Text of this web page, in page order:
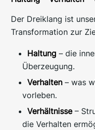
Der Dreiklang ist
Transformation zur
Haltung – die
Überzeugung.
Verhalten – was
vorleben.
Verhältnisse–
die Verhalten